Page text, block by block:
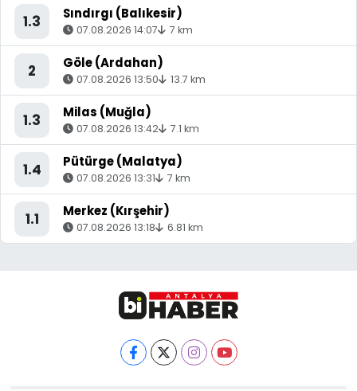
1.3 Sındırgı (Balıkesir)
07.08.2026 14:07 7 km
2 Göle (Ardahan)
07.08.2026 13:50 13.7 km
1.3 Milas (Muğla)
07.08.2026 13:42 7.1 km
1.4 Pütürge (Malatya)
07.08.2026 13:31 7 km
1.1 Merkez (Kırşehir)
07.08.2026 13:18 6.81 km